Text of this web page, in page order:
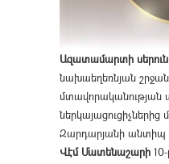
Ազատամարտի
նախաեղեռնյան
մտավորականության
ներկայացուցիչներից
Զարդարյանի անտիպ
Վէմ Մատենաշարի